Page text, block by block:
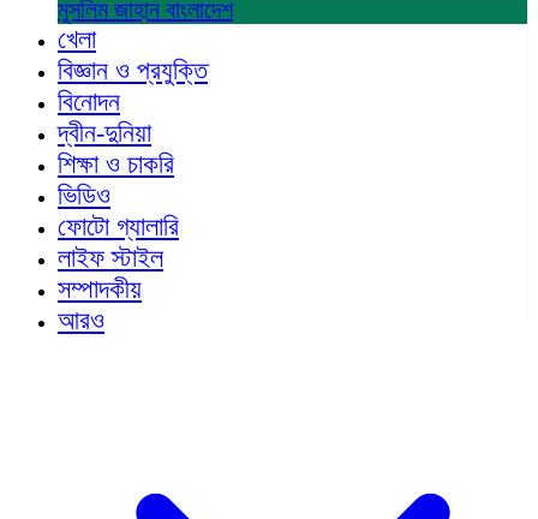
মুসলিম জাহান বাংলাদেশ
খেলা
বিজ্ঞান ও প্রযুক্তি
বিনোদন
দ্বীন-দুনিয়া
শিক্ষা ও চাকরি
ভিডিও
ফোটো গ্যালারি
লাইফ স্টাইল
সম্পাদকীয়
আরও